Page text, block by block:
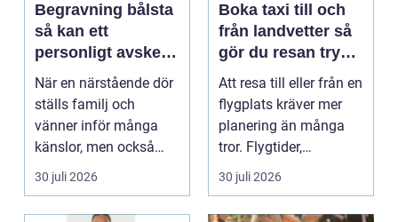
Begravning bålsta
så kan ett
personligt avsked
formas
När en närstående dör
ställs familj och
vänner inför många
känslor, men också
praktiska beslut. En b...
30 juli 2026
Boka taxi till och
från landvetter så
gör du resan trygg
och smidig
Att resa till eller från en
flygplats kräver mer
planering än många
tror. Flygtider,
packning, säker...
30 juli 2026